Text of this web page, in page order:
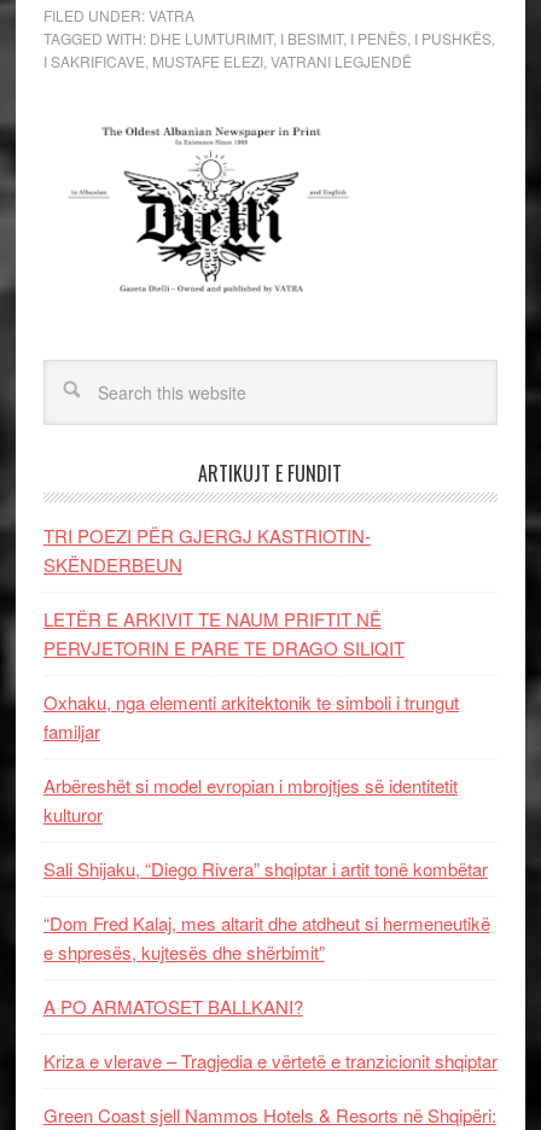
FILED UNDER:VATRA
TAGGED WITH: DHE LUMTURIMIT, I BESIMIT, I PENËS, I PUSHKËS,
I SAKRIFICAVE MUSTAFE ELEZI, VATRANI LEGJENDË
ARTIKUJT E FUNDIT
TRI POEZI PËR GJERGJ KASTRIOTIN-
SKËNDERBEUN
LETËR E ARKIVIT TE NAUM PRIFTIT NË
PERVJETORIN E PARE TE DRAGO SILIQIT
Oxhaku, nga elementi arkitektonik te simboli i trungut
familjar
Arbëreshët si model evropian i mbrojtjes së identitetit
kulturor
Sali Shijaku, “Diego Rivera” shqiptar i artit tonë kombëtar
“Dom Fred Kalaj, mes altarit dhe atdheut si hermeneutikë
e shpresës, kujtesës dhe shërbimit”
A PO ARMATOSET BALLKANI?
Kriza e vlerave – Tragjedia e vërtetë e tranzicionit shqiptar
Green Coast sjell Nammos Hotels & Resorts në Shqipëri: